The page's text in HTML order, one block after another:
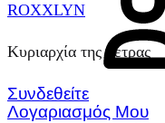
ROXXLYN
Κυριαρχία της πέτρας
Συνδεθείτε
Λογαριασμός Μου